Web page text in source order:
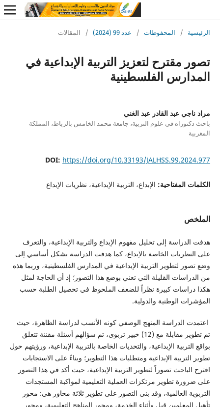
/ المحفوظات / عدد 99 (2024) / المقالات
مقترح لتعزيز التربية الإبداعية في
الفلسطينية
عبد القادر عبد الغني
في علوم التربية، جامعة محمد الخامس بالرباط، المملكة
DOI:https://doi.org/10.33193/
المفتاحية:الإبداع، التربية الإبداعية، نظريات الإبداع
إلى تحليل مفهوم الإبداع والتربية الإبداعية، والتعرف
الخاصة بالإبداع، كما هدفت الدراسة بشكل أساسي إلى
لتطوير التربية الإبداعية في المدارس الفلسطينية، وربما هذه
القليلة التي تعني بوضع هذا التصور؛ إذ أن الحاجة لمثل
كبيرة نظراً للضعف الملحوظ في تحصيل الطلبة حسب
الوطنية والدولية.
الدراسة المنهج الوصفي كونه الأنسب لدراسة الظاهرة، حيث
تم تطوير مقابلة مع (12) خبير تربوي، تم سؤالهم أسئلة مقننة تتعلق
الإبداعية، والتحديات الخاصة بالتربية الإبداعية، ورؤيتهم حول
الإبداعية ومتطلبات هذا التطوير؛ وبناءً على الاستجابات
تصوراً لتطوير التربية الإبداعية، حيث أكد في هذا التصور
تطوير مرتكزات العملية التعليمية لمواكبة المستجدات
العالمية، وقد بني التصور على تطوير ثلاثة محاور هي: محور
قبل وأثناء الخدمة، ومحور المناهج التعليمية، ومحور